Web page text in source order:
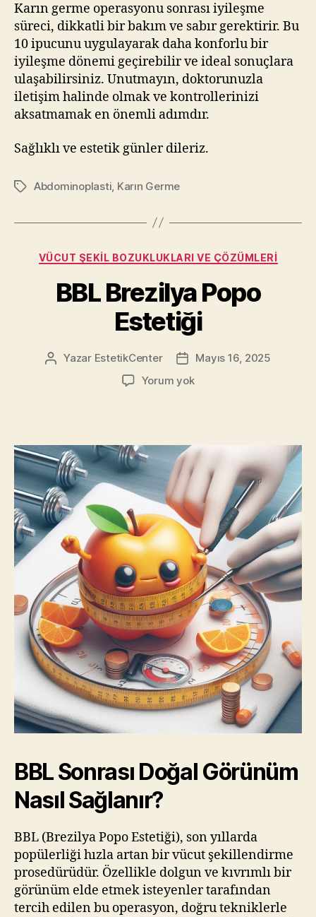
Karın germe operasyonu sonrası iyileşme
süreci, dikkatli bir bakım ve sabır gerektirir. Bu
10 ipucunu uygulayarak daha konforlu bir
iyileşme dönemi geçirebilir ve ideal sonuçlara
ulaşabilirsiniz. Unutmayın, doktorunuzla
iletişim halinde olmak ve kontrollerinizi
aksatmamak en önemli adımdır.
Sağlıklı ve estetik günler dileriz.
EtiketlerAbdominoplasti Karın Germe
Kategoriler
VÜCUT ŞEKIL BOZUKLUKLARI VE ÇÖZÜMLERI
BBL Brezilya Popo
Estetiği
Yazının
Yazar EstetikCenter
Yazı
tarihi
Mayıs 16, 2025
Yorum yokBBL
BBLSonrası Doğal Görünüm
Nasıl Sağlanır?
BBL (Brezilya Popo Estetiği), son yıllarda
popülerliği hızla artan bir vücut şekillendirme
prosedürüdür. Özellikle dolgun ve kıvrımlı bir
görünüm elde etmek isteyenler tarafından
tercih edilen bu operasyon, doğru tekniklerle